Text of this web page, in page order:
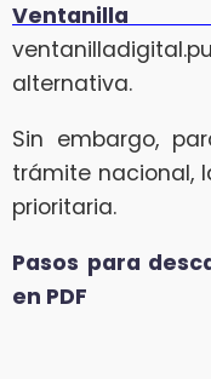
Ventanilla
alternativa.
Sin embargo,
trámite nacional,
prioritaria.
Pasos para
en PDF